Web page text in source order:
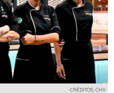
CRÉDITOS: CHV